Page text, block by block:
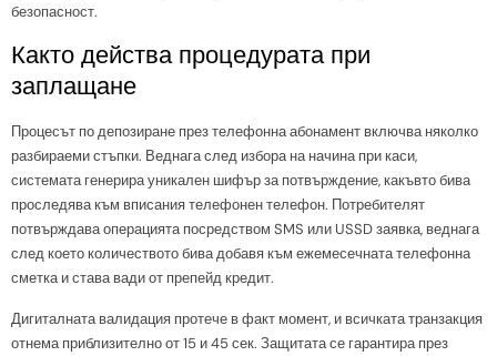
безопасност.
Както действа процедурата при
заплащане
Процесът по депозиране през телефонна абонамент включва няколко
разбираеми стъпки. Веднага след избора на начина при каси,
системата генерира уникален шифър за потвърждение, какъвто бива
проследява към вписания телефонен телефон. Потребителят
потвърждава операцията посредством SMS или USSD заявка, веднага
след което количеството бива добавя към ежемесечната телефонна
сметка и става вади от препейд кредит.
Дигиталната валидация протече в факт момент, и всичката транзакция
отнема приблизително от 15 и 45 сек. Защитата се гарантира през